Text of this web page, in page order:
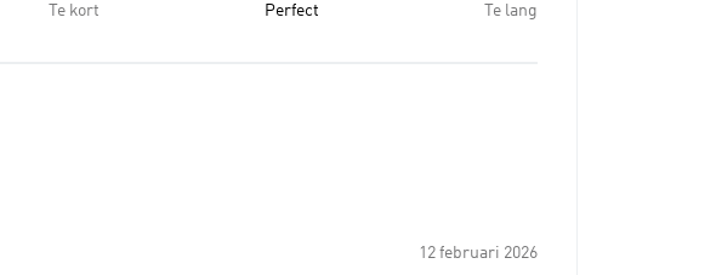
Te kort Perfect Te lang
12 februari 2026